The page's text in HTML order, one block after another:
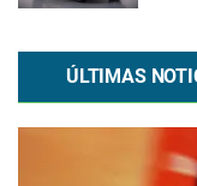
ÚLTIMAS